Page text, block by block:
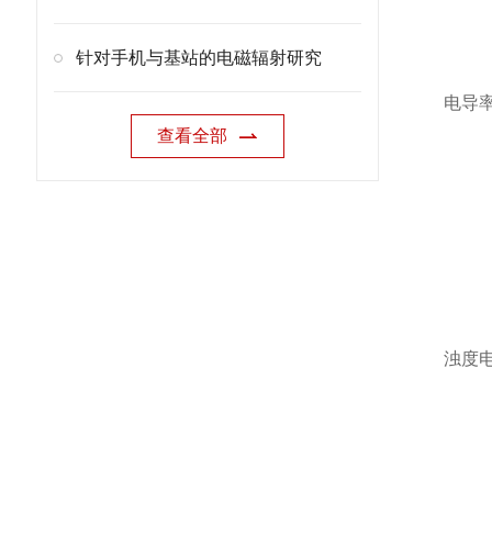
针对手机与基站的电磁辐射研究
查看全部
电导
浊度